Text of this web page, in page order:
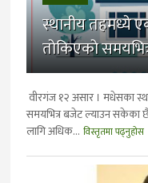
स्थानीय तहमध्ये
तोकिएको
वीरगंज १२ असार । मधेसका
समयभित्र बजेट ल्याउन सकेका
लागि अधिक... विस्तृतमा पढ्नुहोस